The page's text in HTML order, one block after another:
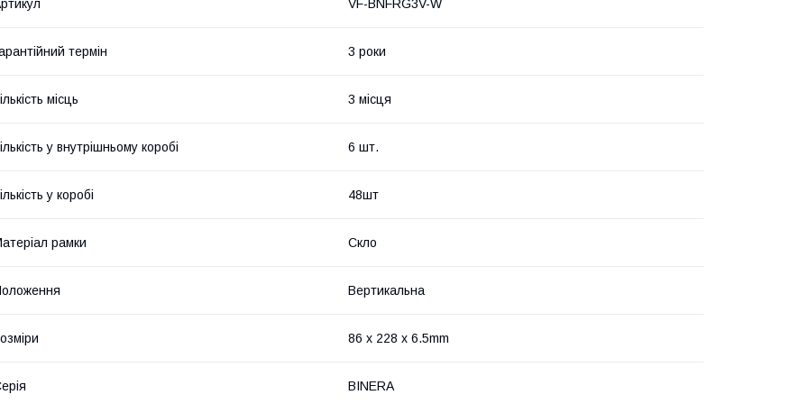
VF-BNFRG3V-W
термін 3 роки
місць 3 місця
у внутрішньому коробі 6 шт.
у коробі 48шт
рамки Скло
Вертикальна
86 х 228 х 6.5mm
BINERA